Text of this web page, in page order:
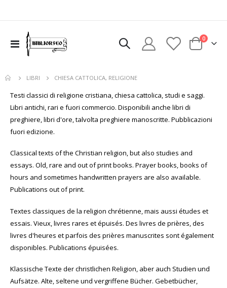
Toggle
Nav
Cart
0elementi
LIBRI CHIESA CATTOLICA, RELIGIONE
Testi classici di religione cristiana, chiesa cattolica, studi e saggi.
Libri antichi, rari e fuori commercio. Disponibili anche libri di
preghiere, libri d'ore, talvolta preghiere manoscritte. Pubblicazioni
fuori edizione.
Classical texts of the Christian religion, but also studies and
essays. Old, rare and out of print books. Prayer books, books of
hours and sometimes handwritten prayers are also available.
Publications out of print.
Textes classiques de la religion chrétienne, mais aussi études et
essais. Vieux, livres rares et épuisés. Des livres de prières, des
livres d'heures et parfois des prières manuscrites sont également
disponibles. Publications épuisées.
Klassische Texte der christlichen Religion, aber auch Studien und
Aufsätze. Alte, seltene und vergriffene Bücher. Gebetbücher,